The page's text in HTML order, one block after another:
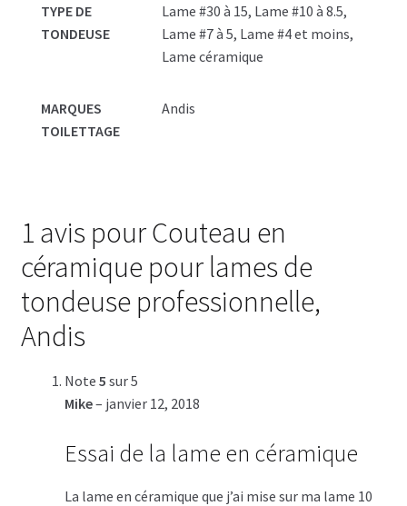
TYPE DE
TONDEUSE
Lame #30 à 15, Lame #10 à 8.5,
Lame #7 à 5, Lame #4 et moins,
Lame céramique
MARQUES
TOILETTAGE
Andis
1 avis pourCouteau en
céramique pour lames de
tondeuse professionnelle,
Andis
Note 5 sur 5
Mike– janvier 12, 2018
Essai de la lame en céramique
La lame en céramique que j’ai mise sur ma lame 10